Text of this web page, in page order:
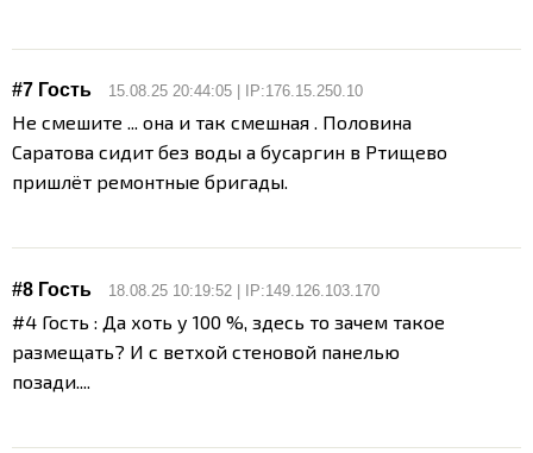
#7 Гость 15.08.25 20:44:05 | IP:176.15.250.10
Не смешите ... она и так смешная . Половина
Саратова сидит без воды а бусаргин в Ртищево
пришлёт ремонтные бригады.
#8 Гость 18.08.25 10:19:52 | IP:149.126.103.170
#4 Гость : Да хоть у 100 %, здесь то зачем такое
размещать? И с ветхой стеновой панелью
позади....